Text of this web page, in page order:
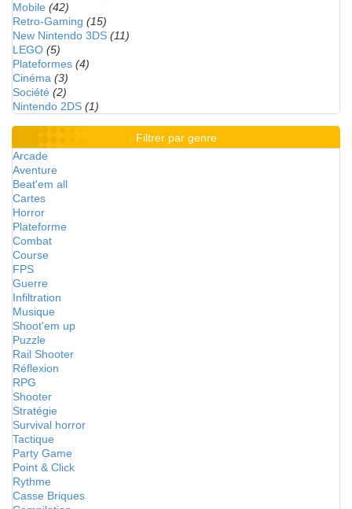
Mobile (42)
Retro-Gaming (15)
New Nintendo 3DS (11)
LEGO (5)
Plateformes (4)
Cinéma (3)
Société (2)
Nintendo 2DS (1)
Filtrer par genre
Arcade
Aventure
Beat'em all
Cartes
Horror
Plateforme
Combat
Course
FPS
Guerre
Infiltration
Musique
Shoot'em up
Puzzle
Rail Shooter
Réflexion
RPG
Shooter
Stratégie
Survival horror
Tactique
Party Game
Point & Click
Rythme
Casse Briques